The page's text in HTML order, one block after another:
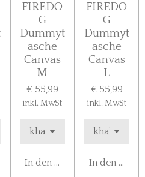
FIREDO
G
Dummyt
asche
Canvas
M
€ 55,99
inkl. MwSt
In den Warenkorb
FIREDO
G
Dummyt
asche
Canvas
L
€ 55,99
inkl. MwSt
In den